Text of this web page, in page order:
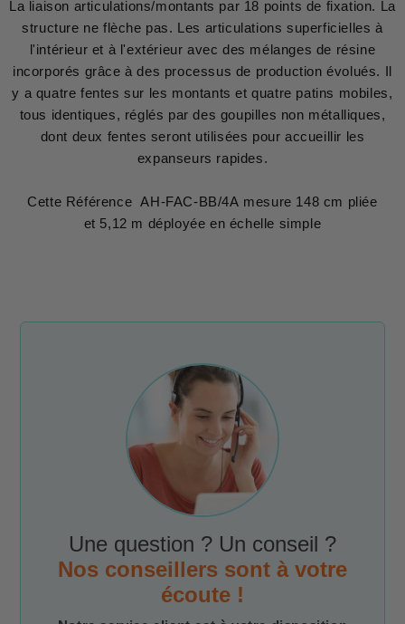
La liaison articulations/montants par 18 points de fixation. La
structure ne flèche pas. Les articulations superficielles à
l'intérieur et à l'extérieur avec des mélanges de résine
incorporés grâce à des processus de production évolués. Il
y a quatre fentes sur les montants et quatre patins mobiles,
tous identiques, réglés par des goupilles non métalliques,
dont deux fentes seront utilisées pour accueillir les
expanseurs rapides.
Cette Référence AH-FAC-BB/4A mesure 148 cm pliée
et 5,12 m déployée en échelle simple
Une question ? Un conseil ?
Nos conseillers sont à votre
écoute !